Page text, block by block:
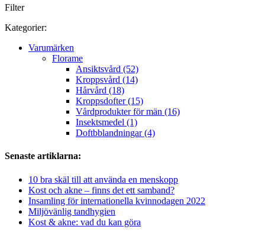
Filter
Kategorier:
Varumärken
Florame
Ansiktsvård (52)
Kroppsvård (14)
Hårvård (18)
Kroppsdofter (15)
Vårdprodukter för män (16)
Insektsmedel (1)
Doftbblandningar (4)
Senaste artiklarna:
10 bra skäl till att använda en menskopp
Kost och akne – finns det ett samband?
Insamling för internationella kvinnodagen 2022
Miljövänlig tandhygien
Kost & akne: vad du kan göra